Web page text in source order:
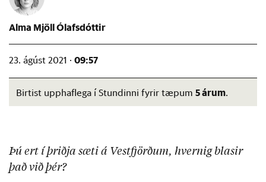
Alma Mjöll Ólafsdóttir
23. ágúst 2021 · 09:57
Birtist upphaflega í Stundinni fyrir tæpum 5 árum.
Þú ert í þriðja sæti á Vestfjörðum, hvernig blasir
það við þér?